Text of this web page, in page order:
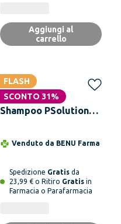
Aggiungi al
carrello
FLASH
SCONTO 31%
VICHY Dercos
Shampoo PSolution
Venduto da BENU Farma
Spedizione Gratis da
23,99 € o Ritiro Gratis in
Farmacia o Parafarmacia